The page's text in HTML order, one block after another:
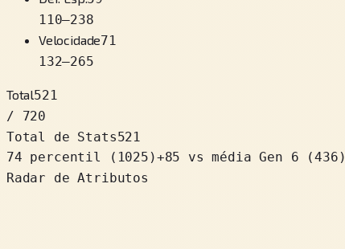
110–238
Velocidade71
132–265
Total521
/ 720
Total de Stats521
74 percentil
( 1025 )+85
vs média Gen 6 (436)
Radar de Atributos